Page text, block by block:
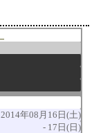
2014年08月16日(土)
17日(日)